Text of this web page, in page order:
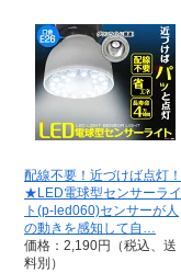
配線不要！近づけば点灯！
★LED電球型センサーライ
ト(p-led060)センサーが人
の動きを感知して自…
価格：2,190円（税込、送
料別）